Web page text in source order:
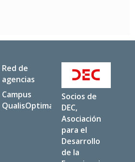
Red de
agencias
Campus
QualisOptima
Socios de
DEC,
Asociación
para el
Desarrollo
de la